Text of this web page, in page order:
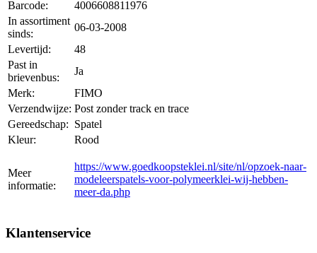
Barcode:
4006608811976
In assortiment
sinds:
06-03-2008
Levertijd:
48
Past in
brievenbus:
Ja
Merk:
FIMO
Verzendwijze: Post zonder track en trace
Gereedschap: Spatel
Kleur:
Rood
Meer
informatie:
https://www.goedkoopsteklei.nl/site/nl/opzoek-naar-
modeleerspatels-voor-polymeerklei-wij-hebben-
meer-da.php
Klantenservice